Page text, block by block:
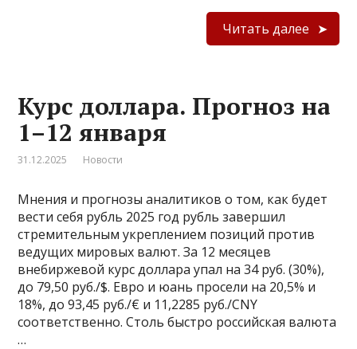
Читать далее
Курс доллара. Прогноз на
1–12 января
31.12.2025 Новости
Мнения и прогнозы аналитиков о том, как будет
вести себя рубль 2025 год рубль завершил
стремительным укреплением позиций против
ведущих мировых валют. За 12 месяцев
внебиржевой курс доллара упал на 34 руб. (30%),
до 79,50 руб./$. Евро и юань просели на 20,5% и
18%, до 93,45 руб./€ и 11,2285 руб./CNY
соответственно. Столь быстро российская валюта
…